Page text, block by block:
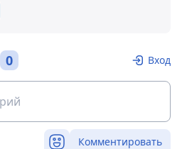
0 Вход
Комментировать